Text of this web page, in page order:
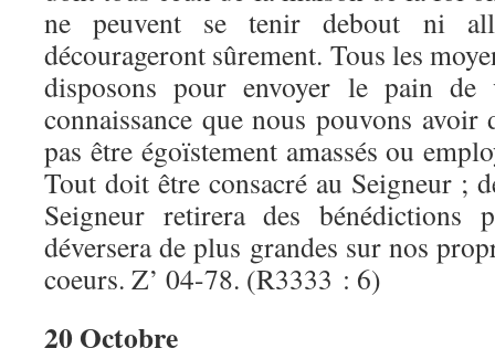
ne peuvent se tenir debout ni
décourageront sûrement. Tous les
disposons pour envoyer le pain
connaissance que nous pouvons
pas être égoïstement amassés ou
Tout doit être consacré au Seigneur ;
Seigneur retirera des
déversera de plus grandes sur nos
coeurs. Z’ 04-78. (R3333 : 6)
20 Octobre